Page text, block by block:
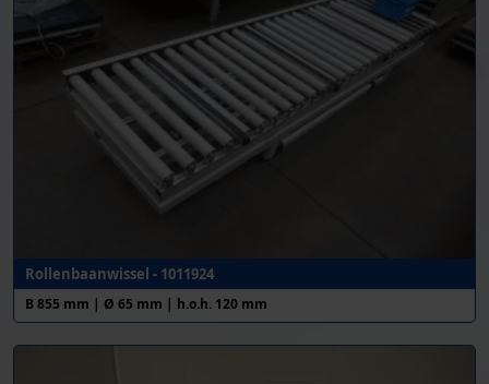
Rollenbaanwissel - 1011924
B 855 mm | Ø 65 mm | h.o.h. 120 mm